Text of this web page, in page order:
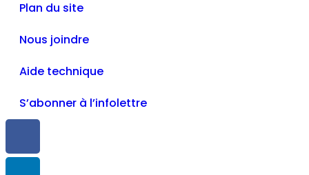
Plan du site
Nous joindre
Aide technique
S’abonner à l’infolettre